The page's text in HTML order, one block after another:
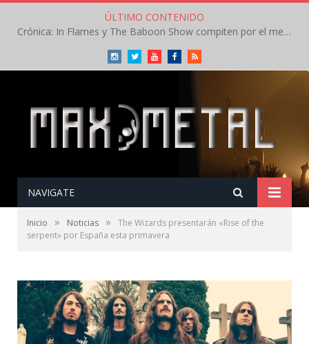
ÚLTIMO CONTENIDO
Crónica: In Flames y The Baboon Show compiten por el mejor concierto del día en el Leyendas del Rock – Viernes – Agosto 2026
InstagramTwitterYoutubeFacebookRSS
NAVIGATE
Inicio » Noticias »
The Wizards presentarán «Rise of the
serpent» por España esta primavera